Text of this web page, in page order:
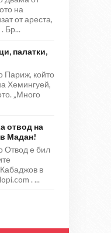
на
от ареста,
Бр...
палатки,
Париж, който
Хемингуей,
„Много
отвод на
Мадан!
Отвод е бил
в
. ...